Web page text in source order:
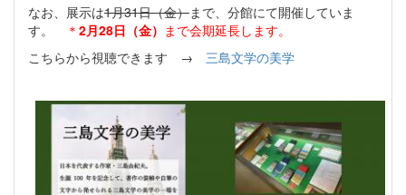
なお、展示は1月31日（金）まで、分館にて開催していま
す。
＊ 2月28日（金） まで会期延長します。
こちらから視聴できます → 三島文学の美学